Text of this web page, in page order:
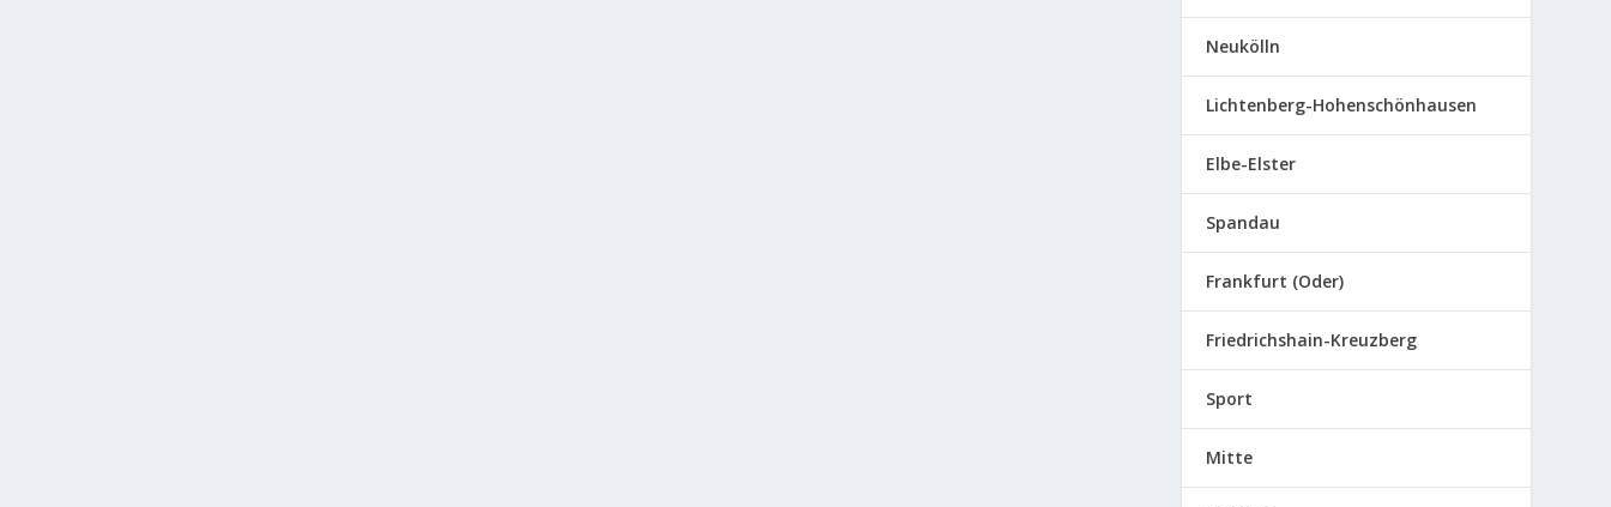
Neukölln
Lichtenberg-Hohenschönhausen
Elbe-Elster
Spandau
Frankfurt (Oder)
Friedrichshain-Kreuzberg
Sport
Mitte